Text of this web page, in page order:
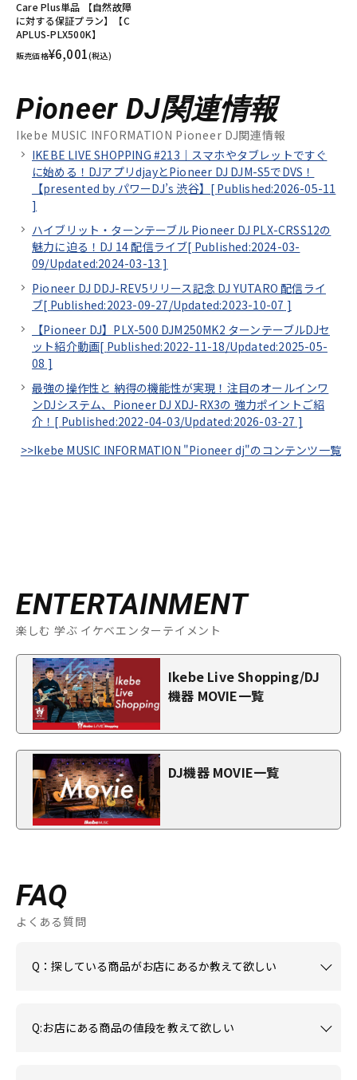
Care Plus単品 【自然故障
に対する保証プラン】【C
APLUS-PLX500K】
販売価格¥6,001(税込)
Pioneer DJ関連情報
Ikebe MUSIC INFORMATION Pioneer DJ関連情報
IKEBE LIVE SHOPPING #213｜スマホやタブレットですぐ
に始める！DJアプリdjayとPioneer DJ DJM-S5でDVS！
【presented by パワーDJ’s 渋谷】[ Published:2026-05-11
]
ハイブリット・ターンテーブル Pioneer DJ PLX-CRSS12の
魅力に迫る！DJ 14 配信ライブ[ Published:2024-03-
09/Updated:2024-03-13 ]
Pioneer DJ DDJ-REV5リリース記念 DJ YUTARO 配信ライ
ブ[ Published:2023-09-27/Updated:2023-10-07 ]
【Pioneer DJ】PLX-500 DJM250MK2 ターンテーブルDJセ
ット紹介動画[ Published:2022-11-18/Updated:2025-05-
08 ]
最強の操作性と 納得の機能性が実現！注目のオールインワ
ンDJシステム、Pioneer DJ XDJ-RX3の 強力ポイントご紹
介！[ Published:2022-04-03/Updated:2026-03-27 ]
>>Ikebe MUSIC INFORMATION "Pioneer dj"のコンテンツ一覧
ENTERTAINMENT
楽しむ 学ぶ イケベエンターテイメント
Ikebe Live Shopping/DJ
機器 MOVIE一覧
DJ機器 MOVIE一覧
FAQ
よくある質問
Q：探している商品がお店にあるか教えて欲しい
Q:お店にある商品の値段を教えて欲しい